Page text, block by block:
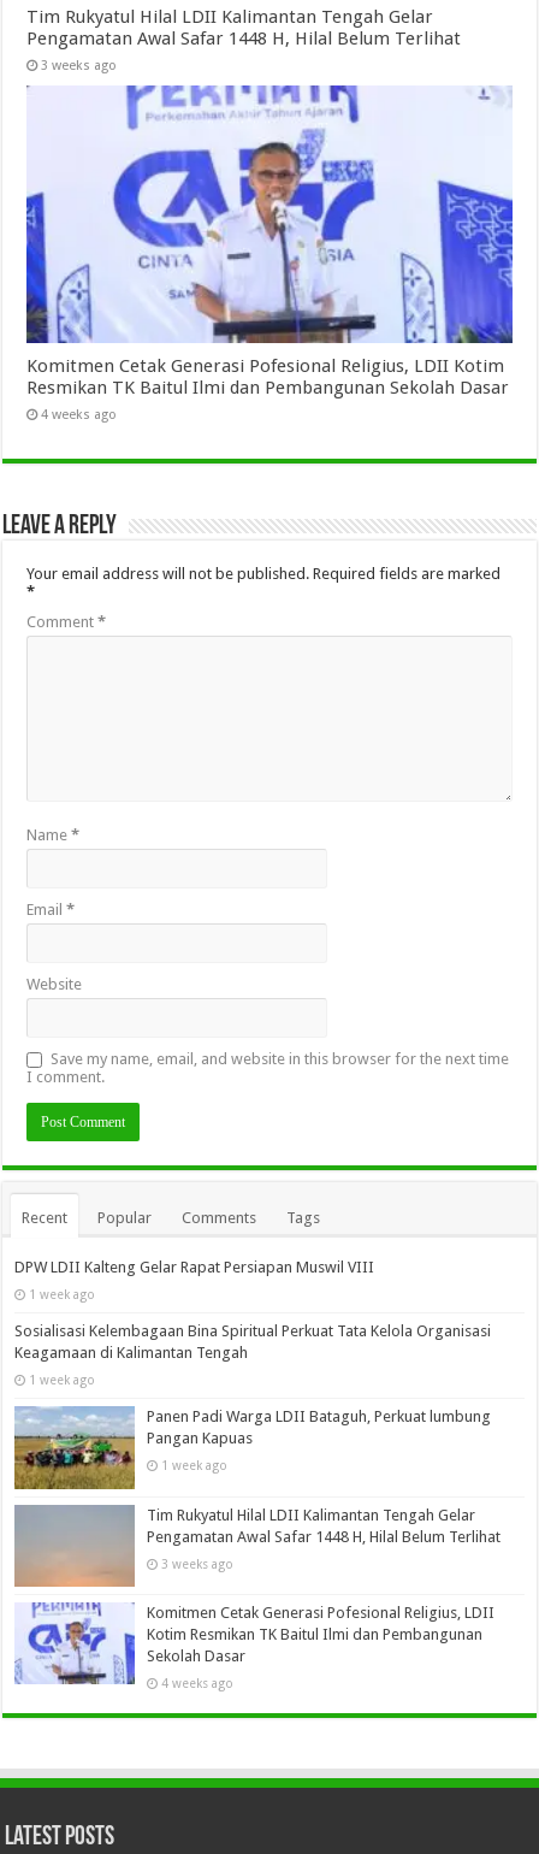
Tim Rukyatul Hilal LDII Kalimantan Tengah Gelar
Pengamatan Awal Safar 1448 H, Hilal Belum Terlihat
3 weeks ago
Komitmen Cetak Generasi Pofesional Religius, LDII Kotim
Resmikan TK Baitul Ilmi dan Pembangunan Sekolah Dasar
4 weeks ago
Leave a Reply
Your email address will not be published. Required fields are marked
*
Comment*
Name*
Email*
Website
Save my name, email, and website in this browser for the next time
I comment.
Recent Popular Comments Tags
DPW LDII Kalteng Gelar Rapat Persiapan Muswil VIII
1 week ago
Sosialisasi Kelembagaan Bina Spiritual Perkuat Tata Kelola Organisasi
Keagamaan di Kalimantan Tengah
1 week ago
Panen Padi Warga LDII Bataguh, Perkuat lumbung
Pangan Kapuas
1 week ago
Tim Rukyatul Hilal LDII Kalimantan Tengah Gelar
Pengamatan Awal Safar 1448 H, Hilal Belum Terlihat
3 weeks ago
Komitmen Cetak Generasi Pofesional Religius, LDII
Kotim Resmikan TK Baitul Ilmi dan Pembangunan
Sekolah Dasar
4 weeks ago
Latest Posts